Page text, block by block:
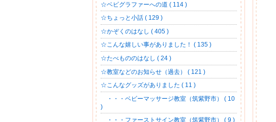
☆ベビグラファーへの道 ( 114 )
☆ちょっと小話 ( 129 )
☆かぞくのはなし ( 405 )
☆こんな嬉しい事がありました！ ( 135 )
☆たべもののはなし ( 24 )
☆教室などのお知らせ（過去） ( 121 )
☆こんなグッズがありました ( 11 )
・・・ベビーマッサージ教室（筑紫野市） ( 10
)
・・・ファーストサイン教室（筑紫野市） ( 9 )